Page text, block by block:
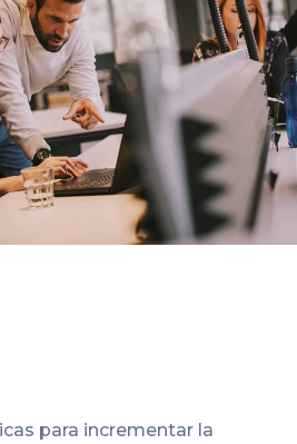
para incrementar la